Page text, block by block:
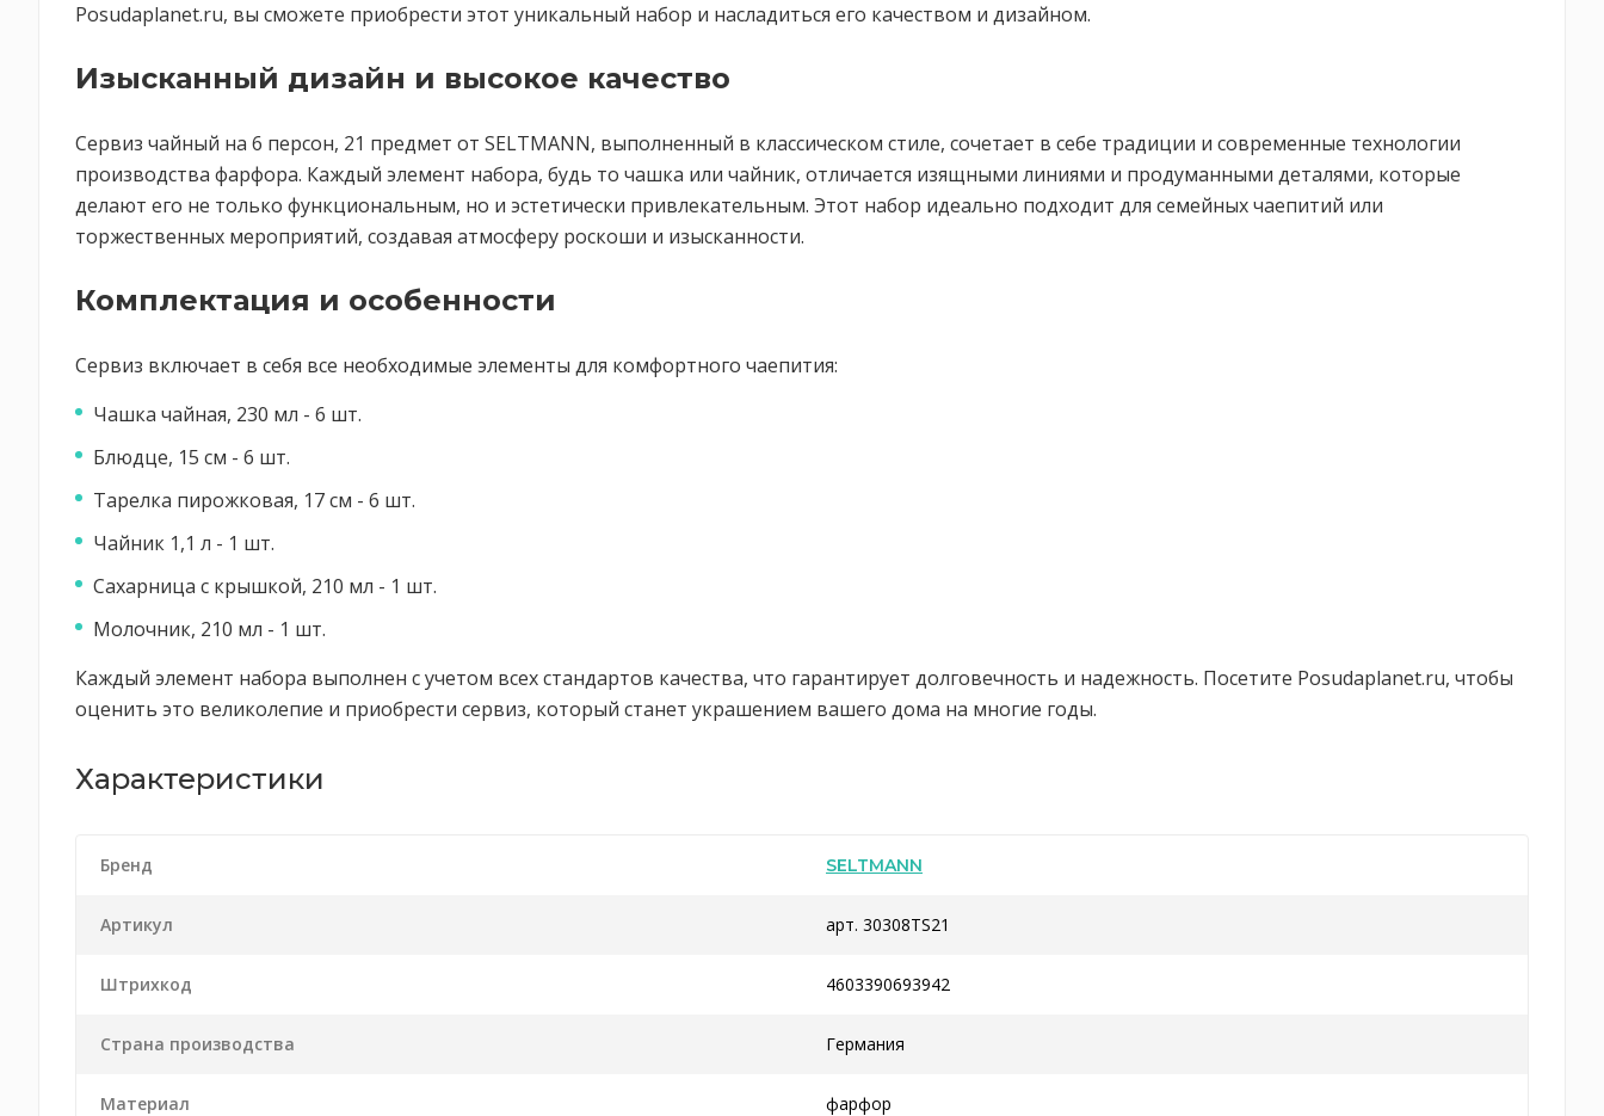
Posudaplanet.ru, вы сможете приобрести этот уникальный набор и насладиться его качеством и дизайном.
Изысканный дизайн и высокое качество
Сервиз чайный на 6 персон, 21 предмет от SELTMANN, выполненный в классическом стиле, сочетает в себе традиции и современные технологии
производства фарфора. Каждый элемент набора, будь то чашка или чайник, отличается изящными линиями и продуманными деталями, которые
делают его не только функциональным, но и эстетически привлекательным. Этот набор идеально подходит для семейных чаепитий или
торжественных мероприятий, создавая атмосферу роскоши и изысканности.
Комплектация и особенности
Сервиз включает в себя все необходимые элементы для комфортного чаепития:
Чашка чайная, 230 мл - 6 шт.
Блюдце, 15 см - 6 шт.
Тарелка пирожковая, 17 см - 6 шт.
Чайник 1,1 л - 1 шт.
Сахарница с крышкой, 210 мл - 1 шт.
Молочник, 210 мл - 1 шт.
Каждый элемент набора выполнен с учетом всех стандартов качества, что гарантирует долговечность и надежность. Посетите Posudaplanet.ru, чтобы
оценить это великолепие и приобрести сервиз, который станет украшением вашего дома на многие годы.
Характеристики
Бренд SELTMANN
Артикул арт. 30308TS21
Штрихкод 4603390693942
Страна производства Германия
Материал фарфор